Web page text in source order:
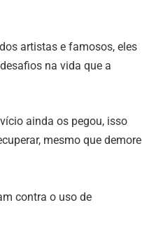
artistas e famosos, eles
na vida que a
ainda os pegou, isso
mesmo que demore
contra o uso de